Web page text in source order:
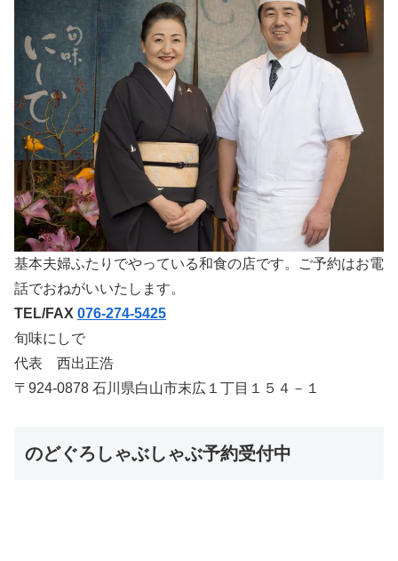
基本夫婦ふたりでやっている和食の店です。ご予約はお電
話でおねがいいたします。
TEL/FAX 076-274-5425
旬味にしで
代表 西出正浩
〒924-0878 石川県白山市末広１丁目１５４－１
のどぐろしゃぶしゃぶ予約受付中